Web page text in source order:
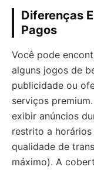
Diferenças
Pagos
Você pode
alguns jogos de
publicidade ou
serviços
exibir anúncios
restrito a
qualidade de
máximo). A